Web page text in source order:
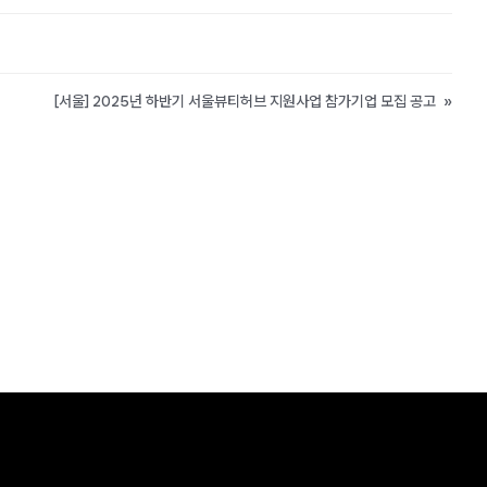
[서울] 2025년 하반기 서울뷰티허브 지원사업 참가기업 모집 공고 »